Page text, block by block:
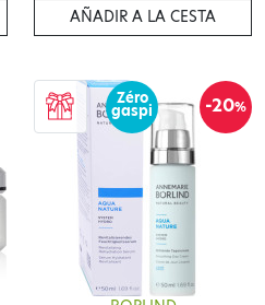
AÑADIR A LA CESTA
-20%
Zéro
gaspi